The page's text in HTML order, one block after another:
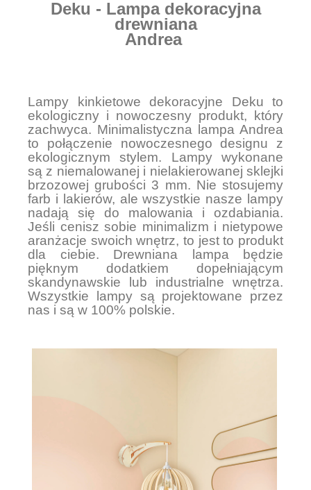
Deku - Lampa dekoracyjna
drewniana
Andrea
Lampy kinkietowe dekoracyjne Deku to
ekologiczny i nowoczesny produkt, który
zachwyca. Minimalistyczna lampa Andrea
to połączenie nowoczesnego designu z
ekologicznym stylem. Lampy wykonane
są z niemalowanej i nielakierowanej sklejki
brzozowej grubości 3 mm. Nie stosujemy
farb i lakierów, ale wszystkie nasze lampy
nadają się do malowania i ozdabiania.
Jeśli cenisz sobie minimalizm i nietypowe
aranżacje swoich wnętrz, to jest to produkt
dla ciebie. Drewniana lampa będzie
pięknym dodatkiem dopełniającym
skandynawskie lub industrialne wnętrza.
Wszystkie lampy są projektowane przez
nas i są w 100% polskie.